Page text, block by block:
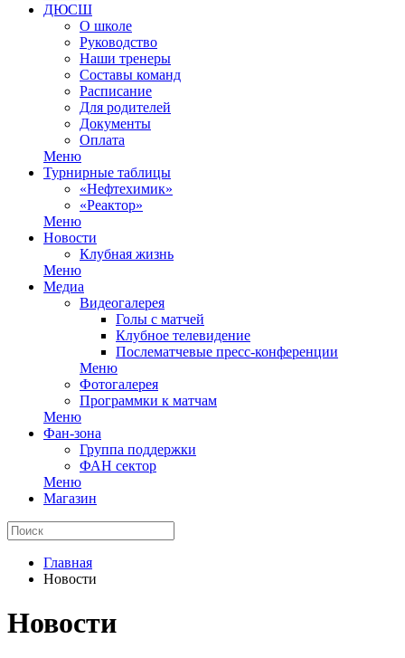
ДЮСШ
О школе
Руководство
Наши тренеры
Составы команд
Расписание
Для родителей
Документы
Оплата
Меню
Турнирные таблицы
«Нефтехимик»
«Реактор»
Меню
Новости
Клубная жизнь
Меню
Медиа
Видеогалерея
Голы с матчей
Клубное телевидение
Послематчевые пресс-конференции
Меню
Фотогалерея
Программки к матчам
Меню
Фан-зона
Группа поддержки
ФАН сектор
Меню
Магазин
Главная
Новости
Новости